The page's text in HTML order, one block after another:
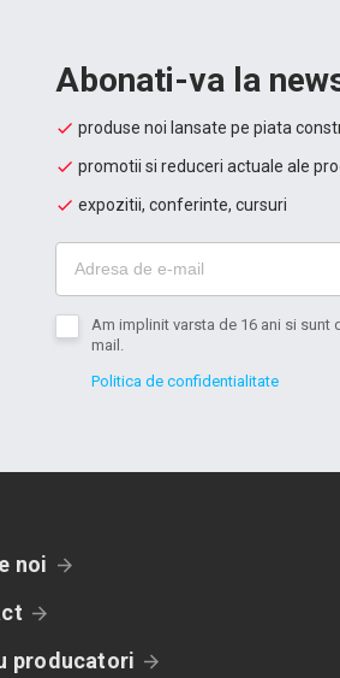
Abonati-va la
produse noi lansate pe piata
promotii si reduceri actuale ale
expozitii, conferinte, cursuri
Am implinit varsta de 16 ani si sunt
mail.
Politica de confidentialitate
noi
producatori